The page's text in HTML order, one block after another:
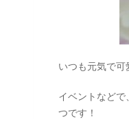
いつも元気で可
イベントなどで
つです！